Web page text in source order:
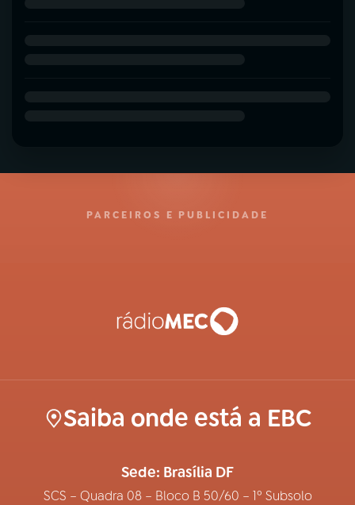
PARCEIROS E PUBLICIDADE
Saiba onde está a EBC
Sede: Brasília DF
SCS – Quadra 08 – Bloco B 50/60 – 1º Subsolo